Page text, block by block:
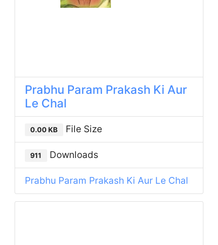
Prabhu Param Prakash Ki Aur
Le Chal
0.00 KB File Size
911 Downloads
Prabhu Param Prakash Ki Aur Le Chal